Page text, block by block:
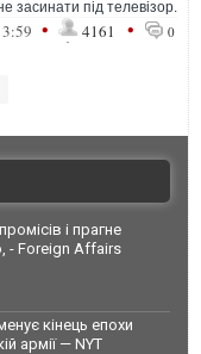
засинати під телевізор.
• 4161 • 0
і прагне
- Foreign Affairs
кінець епохи
армії — NYT